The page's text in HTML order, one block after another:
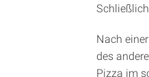
Nach
des
Pizza im